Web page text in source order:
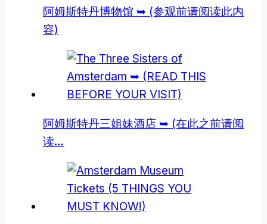
阿姆斯特丹博物馆 ➥ (参观前请阅读此内
容)
阿姆斯特丹三姐妹酒店 ➥ (在此之前请阅
读…